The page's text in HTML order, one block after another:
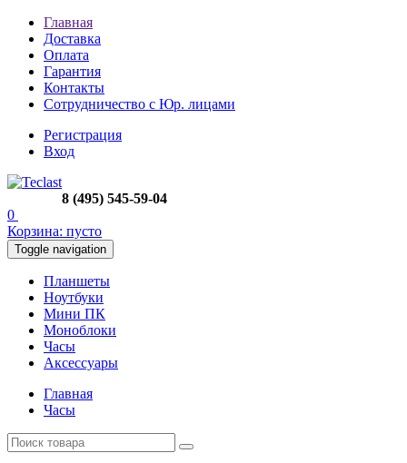
Главная
Доставка
Оплата
Гарантия
Контакты
Сотрудничество с Юр. лицами
Регистрация
Вход
8 (495) 545-59-04
0
Корзина: пусто
Toggle navigation
Планшеты
Ноутбуки
Мини ПК
Моноблоки
Часы
Аксессуары
Главная
Часы